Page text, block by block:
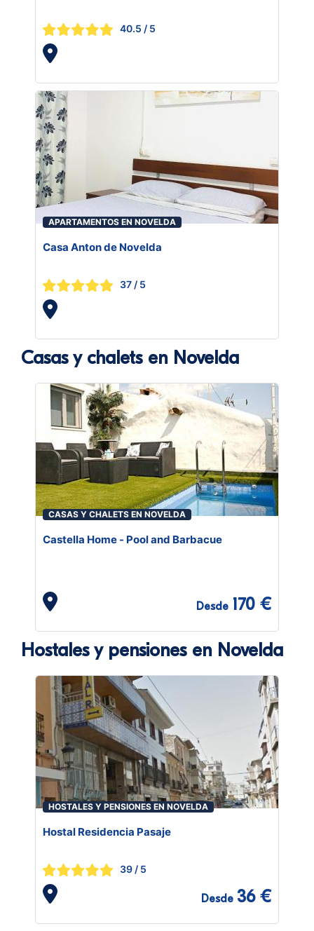
40.5 / 5
APARTAMENTOS EN NOVELDA
Casa Anton de Novelda
37 / 5
Casas y chalets en Novelda
CASAS Y CHALETS EN NOVELDA
Castella Home - Pool and Barbacue
Desde 170 €
Hostales y pensiones en Novelda
HOSTALES Y PENSIONES EN NOVELDA
Hostal Residencia Pasaje
39 / 5
Desde 36 €